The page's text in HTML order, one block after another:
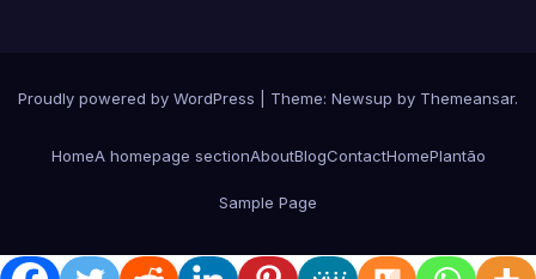
Proudly powered by WordPress Theme: Newsup by Themeansar.
HomeA homepage sectionAboutBlogContactHomePlantão
Sample Page